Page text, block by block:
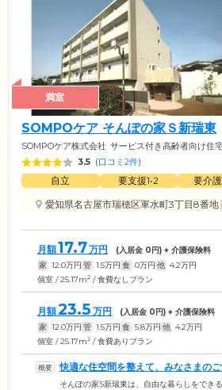
満室
SOMPOケア そんぽの家Ｓ新瑞東
SOMPOケア株式会社 サービス付き高齢者向け住
3.5 (口コミ2件)
自立 要支援1•2 要介
愛知県名古屋市瑞穂区軍水町3丁目8番地
月額17.7万円 (入居金 0円) + 介護保険料
家 12.0万円 管 1.5万円 食 0万円 他 4.2万円
個室 / 25.17m2 / 食費なしプラン
月額23.5 万円 (入居金 0円) + 介護保険料
家 12.0万円 管 1.5万円 食 5.8万円 他 4.2万円
個室 / 25.17m2 / 食費ありプラン
快適な住空間を整えて、みなさまの
す
そんぽの家S新瑞東は、自由な暮らしをでき